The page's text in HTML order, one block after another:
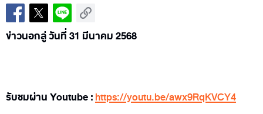
ข่าวนอกลู่ วันที่ 31 มีนาคม 2568
รับชมผ่าน Youtube :https://youtu.be/awx9RqKVCY4